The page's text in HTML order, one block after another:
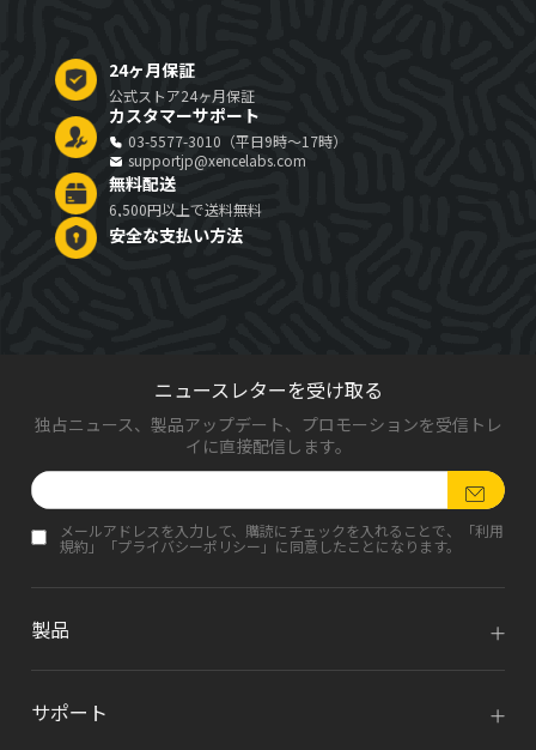
24ヶ月保証
公式ストア24ヶ月保証
カスタマーサポート
03-5577-3010（平日9時～17時）
supportjp@xencelabs.com
無料配送
6,500円以上で送料無料
安全な支払い方法
ニュースレターを受け取る
独占ニュース、製品アップデート、プロモーションを受信トレ
イに直接配信します。
メールアドレスを入力して、購読にチェックを入れることで、「利用
規約 」「プライバシーポリシー 」に同意したことになります。
製品
サポート